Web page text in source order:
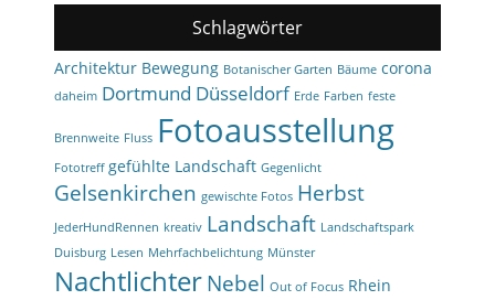
Schlagwörter
Architektur Bewegung Botanischer Garten Bäume corona
daheim Dortmund Düsseldorf Erde Farben feste
Brennweite Fluss Fotoausstellung
Fototreff gefühlte Landschaft Gegenlicht
Gelsenkirchen gewischte Fotos Herbst
JederHundRennen kreativ Landschaft Landschaftspark
Duisburg Lesen Mehrfachbelichtung Münster
NachtlichterNebel Out of Focus Rhein